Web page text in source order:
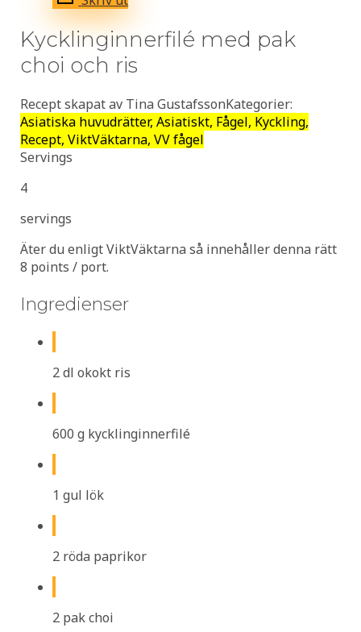
Kycklinginnerfilé med pak
choi och ris
Recept skapat av Tina GustafssonKategorier:
Asiatiska huvudrätter, Asiatiskt, Fågel, Kyckling,
Recept, ViktVäktarna, VV fågel
Servings
4
servings
Äter du enligt ViktVäktarna så innehåller denna rätt
8 points / port.
Ingredienser
2 dl okokt ris
600 g kycklinginnerfilé
1 gul lök
2 röda paprikor
2 pak choi